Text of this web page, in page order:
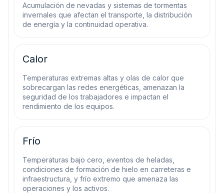
Acumulación de nevadas y sistemas de tormentas
invernales que afectan el transporte, la distribución
de energía y la continuidad operativa.
Calor
Temperaturas extremas altas y olas de calor que
sobrecargan las redes energéticas, amenazan la
seguridad de los trabajadores e impactan el
rendimiento de los equipos.
Frío
Temperaturas bajo cero, eventos de heladas,
condiciones de formación de hielo en carreteras e
infraestructura, y frío extremo que amenaza las
operaciones y los activos.